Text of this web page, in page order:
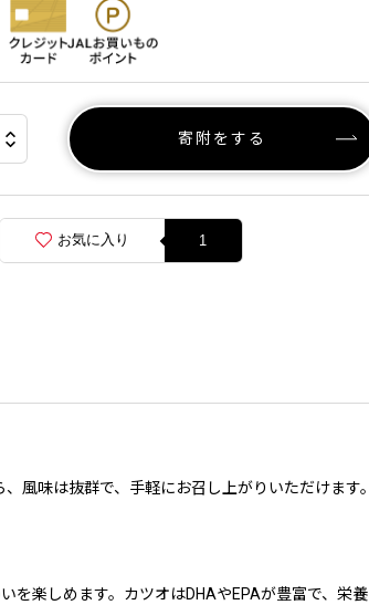
寄附をする
お気に入り 1
風味は抜群で、手軽にお召し上がりいただけます。
を楽しめます。カツオはDHAやEPAが豊富で、栄養